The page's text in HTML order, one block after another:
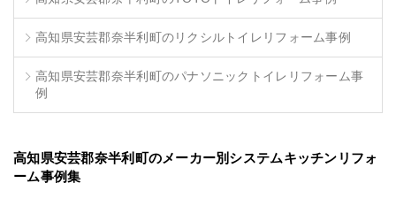
高知県安芸郡奈半利町のリクシルトイレリフォーム事例
高知県安芸郡奈半利町のパナソニックトイレリフォーム事
例
高知県安芸郡奈半利町のメーカー別システムキッチンリフォ
ーム事例集